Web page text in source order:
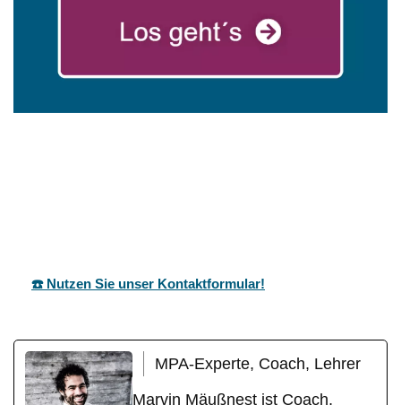
☎️ Nutzen Sie unser Kontaktformular!
MPA-Experte, Coach, Lehrer
Marvin Mäußnest ist Coach,